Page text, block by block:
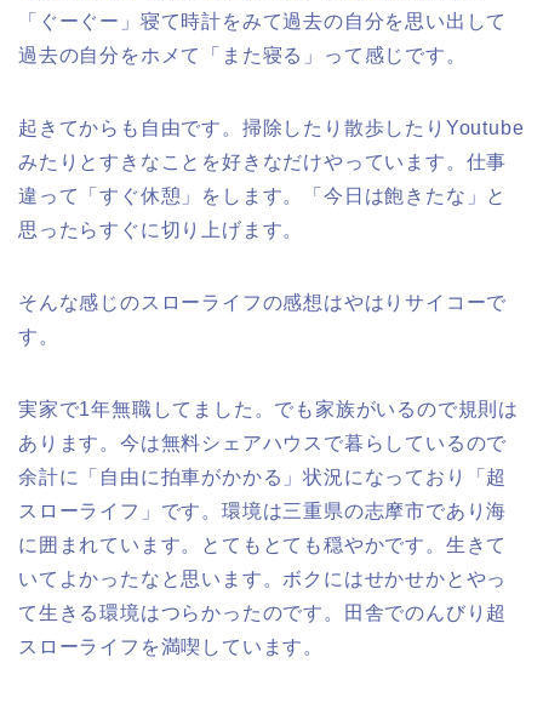
「ぐーぐー」寝て時計をみて過去の自分を思い出して
過去の自分をホメて「また寝る」って感じです。
起きてからも自由です。掃除したり散歩したりYoutube
みたりとすきなことを好きなだけやっています。仕事
違って「すぐ休憩」をします。「今日は飽きたな」と
思ったらすぐに切り上げます。
そんな感じのスローライフの感想はやはりサイコーで
す。
実家で1年無職してました。でも家族がいるので規則は
あります。今は無料シェアハウスで暮らしているので
余計に「自由に拍車がかかる」状況になっており「超
スローライフ」です。環境は三重県の志摩市であり海
に囲まれています。とてもとても穏やかです。生きて
いてよかったなと思います。ボクにはせかせかとやっ
て生きる環境はつらかったのです。田舎でのんびり超
スローライフを満喫しています。